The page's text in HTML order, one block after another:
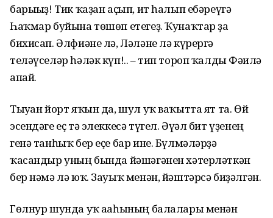
барығыҙ! Тик ҡаҙан аҫып, ит һалып ебәреүгә
Һаҡмар буйына төшөп етегеҙ. Ҡунаҡтар ҙа
бихисап. Әлфиәне лә, Ләләне лә күрергә
теләүселәр һәләк күп!.. – тип тороп ҡалды Фәғилә
апай.
Тыуған йорт яҡын да, шул уҡ ваҡытта ят та. Өй
эсендәге еҫ тә элеккесә түгел. Әүәл бит үҙенең
генә танһыҡ бер еҫе бар ине. Бүлмәләрҙә
ҡасандыр уның бында йәшәгәнен хәтерләткән
бер нәмә лә юҡ. Зауыҡ менән, йәштәрсә биҙәлгән.
Гөлнур шунда уҡ ағаһының балалары менән